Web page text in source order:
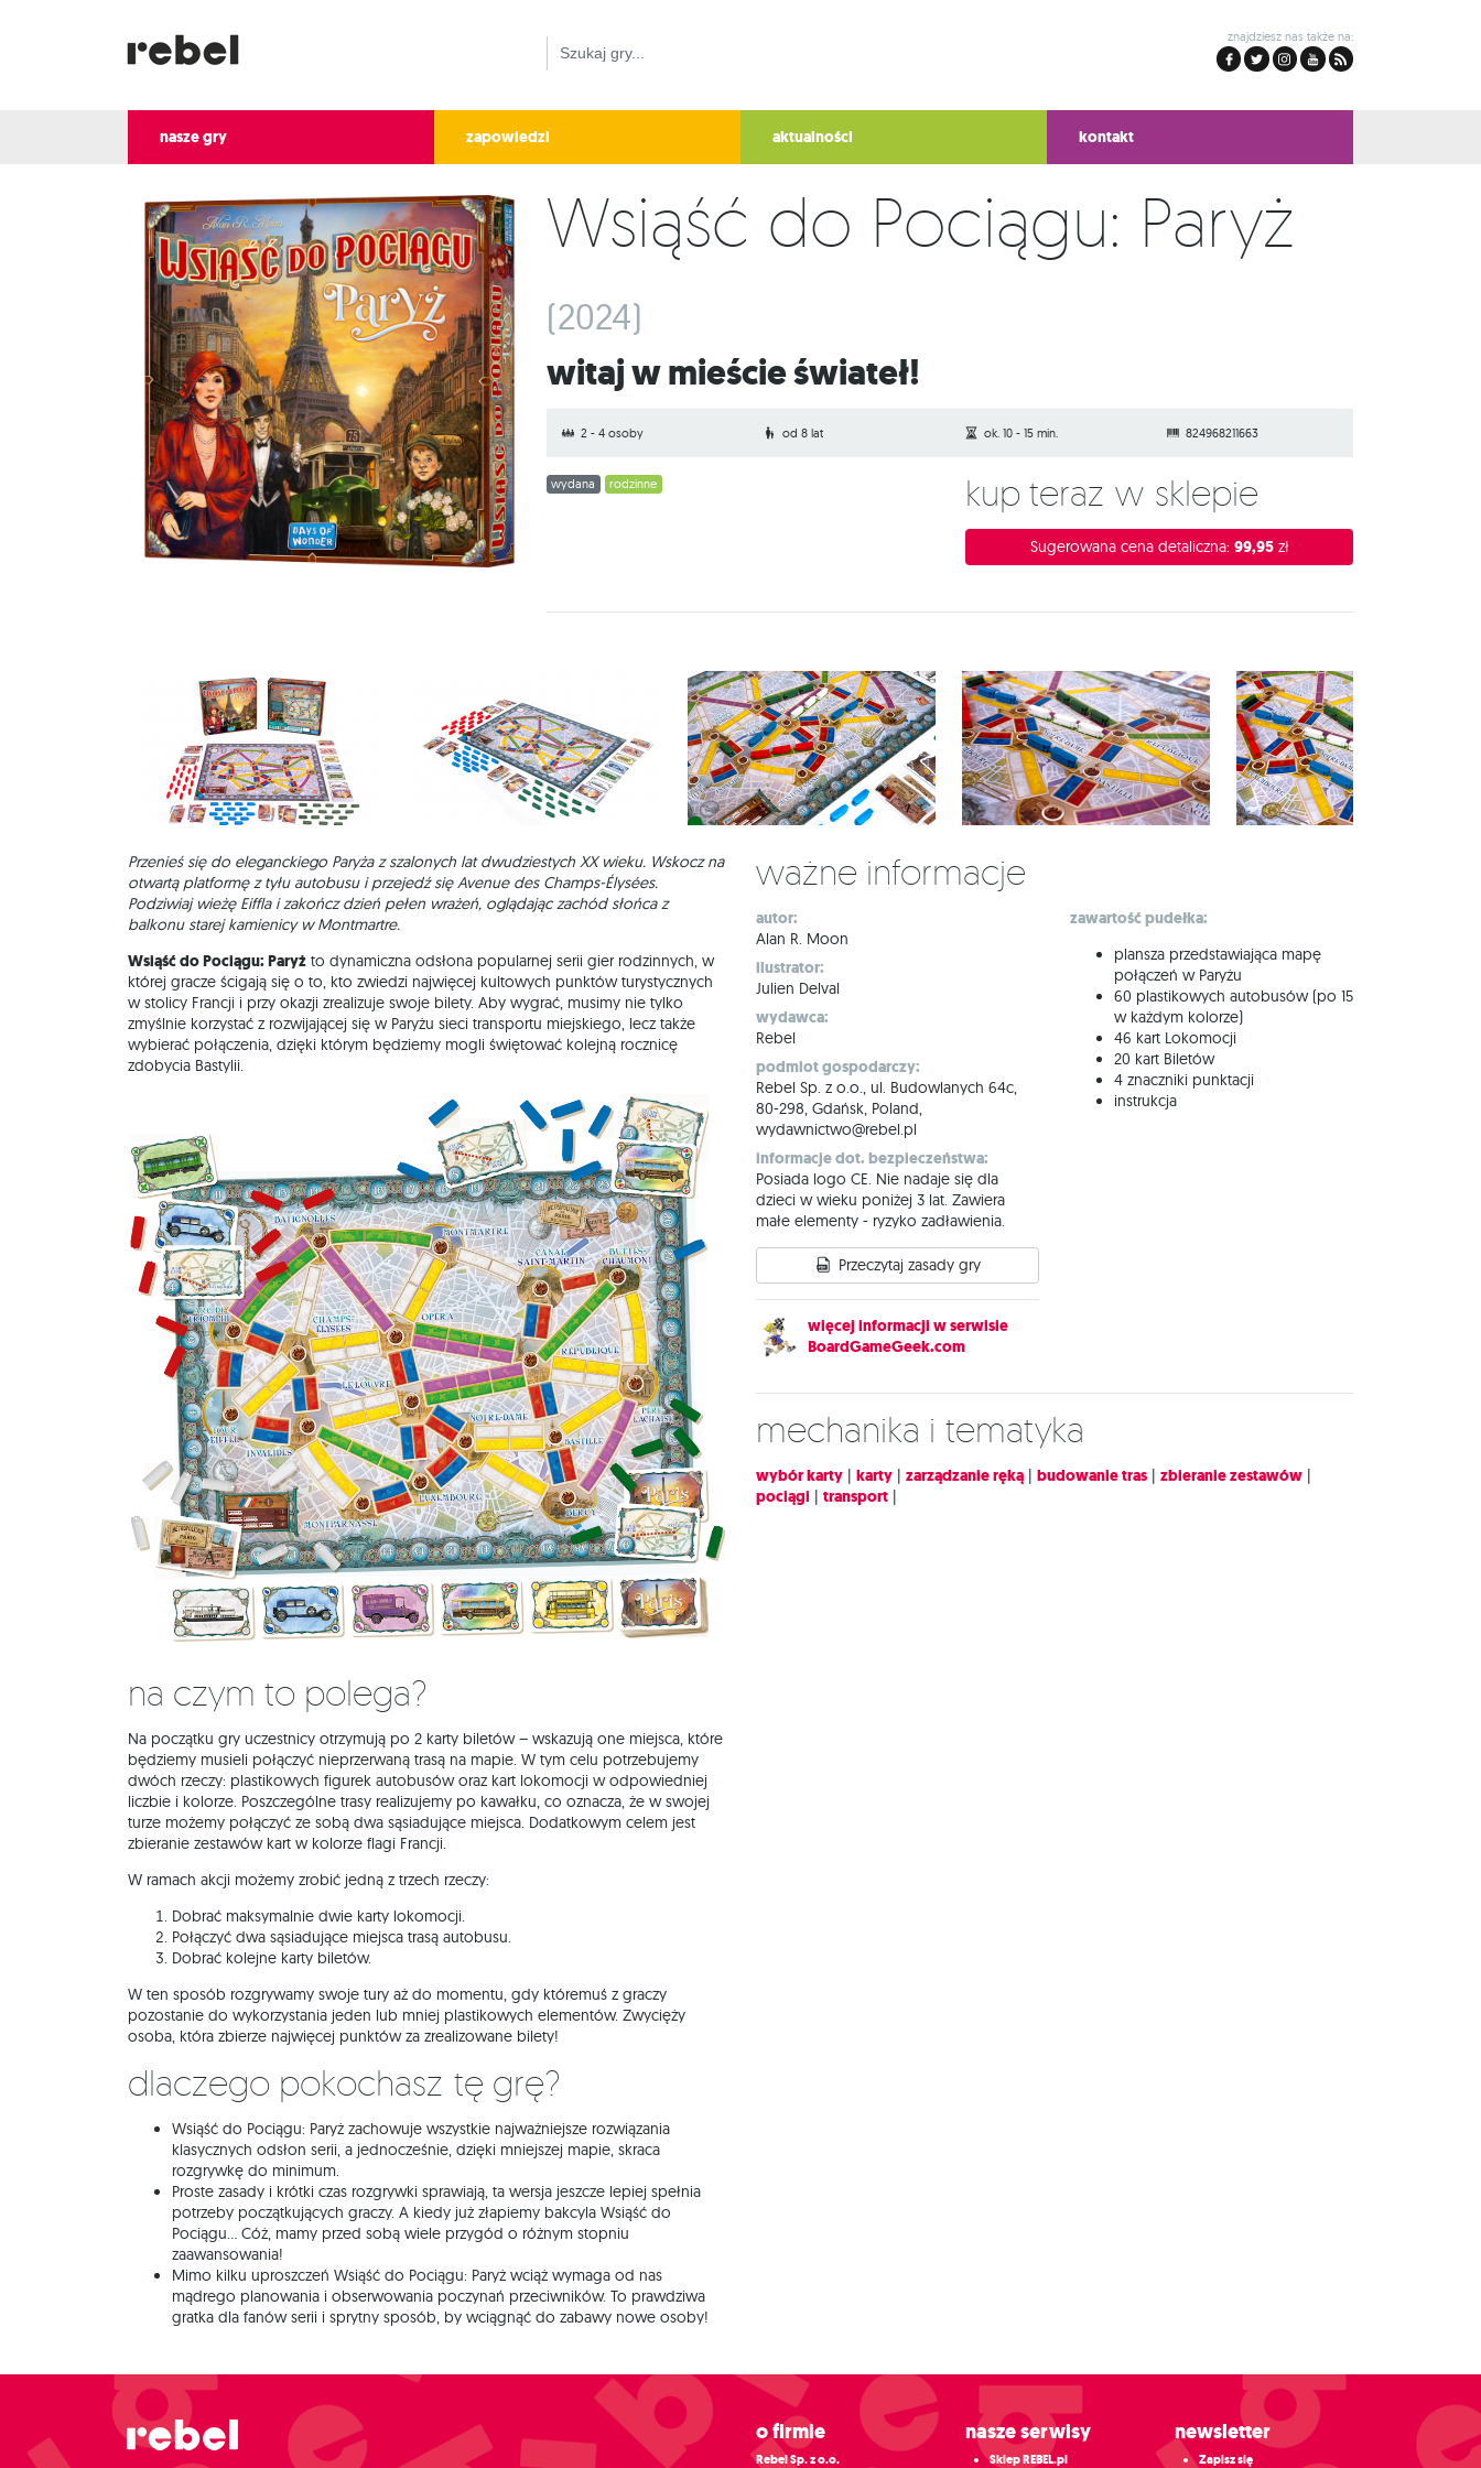
znajdziesz nas także na:
nasze gry zapowiedzi aktualności kontakt
Wsiąść do Pociągu: Paryż
(2024)
Witaj w mieście świateł!
2 - 4 osoby od 8 lat ok. 10 - 15 min. 824968211663
wydana rodzinne Kup teraz w sklepie
Sugerowana cena detaliczna: 99,95 zł
Przenieś się do eleganckiego Paryża z szalonych lat dwudziestych XX wieku. Wskocz na
otwartą platformę z tyłu autobusu i przejedź się Avenue des Champs-Élysées.
Podziwiaj wieżę Eiffla i zakończ dzień pełen wrażeń, oglądając zachód słońca z
balkonu starej kamienicy w Montmartre.
Wsiąść do Pociągu: Paryż to dynamiczna odsłona popularnej serii gier rodzinnych, w
której gracze ścigają się o to, kto zwiedzi najwięcej kultowych punktów turystycznych
w stolicy Francji i przy okazji zrealizuje swoje bilety. Aby wygrać, musimy nie tylko
zmyślnie korzystać z rozwijającej się w Paryżu sieci transportu miejskiego, lecz także
wybierać połączenia, dzięki którym będziemy mogli świętować kolejną rocznicę
zdobycia Bastylii.
Na czym to polega?
Na początku gry uczestnicy otrzymują po 2 karty biletów – wskazują one miejsca, które
będziemy musieli połączyć nieprzerwaną trasą na mapie. W tym celu potrzebujemy
dwóch rzeczy: plastikowych figurek autobusów oraz kart lokomocji w odpowiedniej
liczbie i kolorze. Poszczególne trasy realizujemy po kawałku, co oznacza, że w swojej
turze możemy połączyć ze sobą dwa sąsiadujące miejsca. Dodatkowym celem jest
zbieranie zestawów kart w kolorze flagi Francji.
W ramach akcji możemy zrobić jedną z trzech rzeczy:
Dobrać maksymalnie dwie karty lokomocji.
Połączyć dwa sąsiadujące miejsca trasą autobusu.
Dobrać kolejne karty biletów.
W ten sposób rozgrywamy swoje tury aż do momentu, gdy któremuś z graczy
pozostanie do wykorzystania jeden lub mniej plastikowych elementów. Zwycięży
osoba, która zbierze najwięcej punktów za zrealizowane bilety!
Dlaczego pokochasz tę grę?
Wsiąść do Pociągu: Paryż zachowuje wszystkie najważniejsze rozwiązania
klasycznych odsłon serii, a jednocześnie, dzięki mniejszej mapie, skraca
rozgrywkę do minimum.
Proste zasady i krótki czas rozgrywki sprawiają, ta wersja jeszcze lepiej spełnia
potrzeby początkujących graczy. A kiedy już złapiemy bakcyla Wsiąść do
Pociągu... Cóż, mamy przed sobą wiele przygód o różnym stopniu
zaawansowania!
Mimo kilku uproszczeń Wsiąść do Pociągu: Paryż wciąż wymaga od nas
mądrego planowania i obserwowania poczynań przeciwników. To prawdziwa
gratka dla fanów serii i sprytny sposób, by wciągnąć do zabawy nowe osoby!
Ważne informacje
autor:
Alan R. Moon
ilustrator:
Julien Delval
wydawca:
Rebel
podmiot gospodarczy:
Rebel Sp. z o.o., ul. Budowlanych 64c,
80-298, Gdańsk, Poland,
wydawnictwo@rebel.pl
informacje dot. bezpieczeństwa:
Posiada logo CE. Nie nadaje się dla
dzieci w wieku poniżej 3 lat. Zawiera
małe elementy - ryzyko zadławienia.
Przeczytaj zasady gry
więcej informacji w serwisie
BoardGameGeek.com
zawartość pudełka:
plansza przedstawiająca mapę
połączeń w Paryżu
60 plastikowych autobusów (po 15
w każdym kolorze)
46 kart Lokomocji
20 kart Biletów
4 znaczniki punktacji
instrukcja
Mechanika i tematyka
wybór karty | karty | zarządzanie ręką | budowanie tras | zbieranie zestawów |
pociągi | transport |
O firmie
Rebel Sp. z o.o.
Nasze serwisy
Sklep REBEL.pl
Newsletter
Zapisz się